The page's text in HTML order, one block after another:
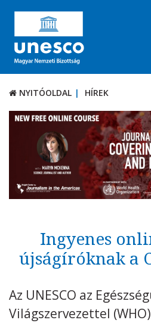
NYITÓOLDAL HÍREK
RÓLUNK
TÉMÁK
DOKUMENTUMTÁR
PÁLYÁZATOK / DÍJAK
Kövess minket
Adatkezelési tájékoztató
NYITÓOLDAL HÍREK
Ingyenes
újságíróknak a
Az UNESCO az
Világszervezettel